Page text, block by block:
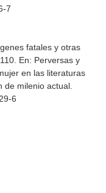
7
fatales y otras
En: Perversas y
en las literaturas
de milenio actual.
6